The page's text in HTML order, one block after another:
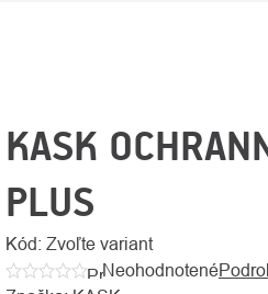
KASK
PLUS
Kód: Zvoľte variant
Priemerné
Neohodnotené